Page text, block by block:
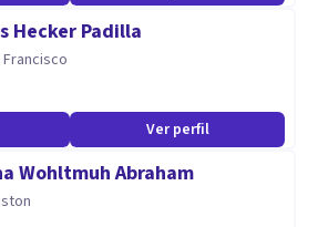
Hecker Padilla
Francisco
Ver perfil
Wohltmuh Abraham